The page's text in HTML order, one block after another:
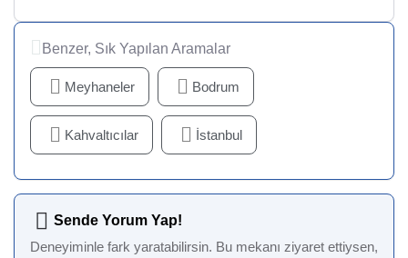
Benzer, Sık Yapılan Aramalar
Meyhaneler Bodrum
Kahvaltıcılar İstanbul
Sende Yorum Yap!
Deneyiminle fark yaratabilirsin. Bu mekanı ziyaret ettiysen,